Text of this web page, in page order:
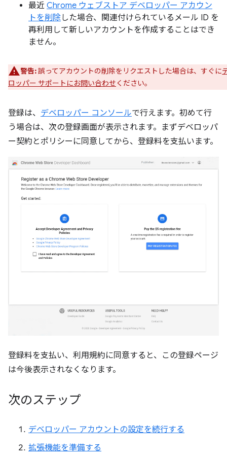
最近 Chrome ウェブストア デベロッパー アカウン
トを削除した場合、関連付けられているメール ID を
再利用して新しいアカウントを作成することはでき
ません。
警告:誤ってアカウントの削除をリクエストした場合は、すぐに
ロッパー サポートにお問い合わせ ください。
登録は、 デベロッパー コンソールで行えます。初めて行
う場合は、次の登録画面が表示されます。まずデベロッパ
ー契約とポリシーに同意してから、登録料を支払います。
登録料を支払い、利用規約に同意すると、この登録ページ
は今後表示されなくなります。
次のステップ
デベロッパー アカウントの設定を続行する
拡張機能を準備する